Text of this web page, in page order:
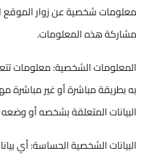
معلومات شخصية عن زوار الموقع
مشاركة هذه المعلومات.
المعلومات الشخصية: معلومات
به بطريقة مباشرة أو غير
البيانات المتعلقة بشخصه أو
البيانات الشخصية الحساسة: أي